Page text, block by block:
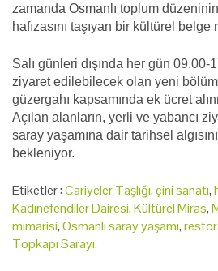
zamanda Osmanlı toplum
hafızasını taşıyan bir kültürel belge
Salı günleri dışında her gün 09.00-
ziyaret edilebilecek olan yeni
güzergahı kapsamında ek ücret
Açılan alanların, yerli ve yabancı
saray yaşamına dair tarihsel
bekleniyor.
Etiketler :Cariyeler Taşlığı,çini sanatı,
Kadınefendiler Dairesi,Kültürel Miras,
mimarisi,Osmanlı saray yaşamı,
Topkapı Sarayı,